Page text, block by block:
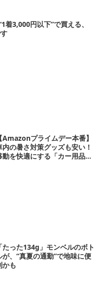
着3,000円以下”で買える、
【Amazonプライムデー本番】
内の暑さ対策グッズも安い！
動を快適にする「カー用品」
「たった134g」モンベルのボト
が、“真夏の通勤”で地味に便
かも